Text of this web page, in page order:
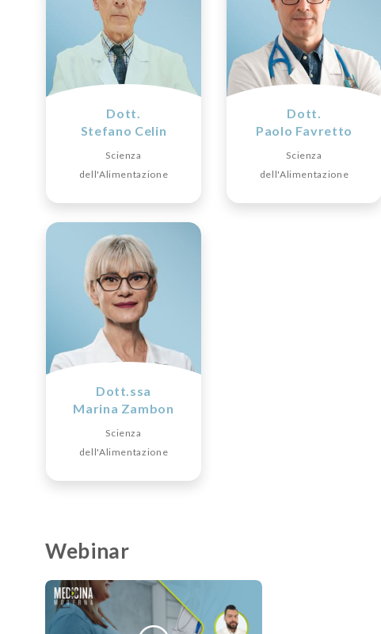
Dott.
Stefano Celin
Scienza
dell'Alimentazione
Dott.
Paolo Favretto
Scienza
dell'Alimentazione
Dott.ssa
Marina Zambon
Scienza
dell'Alimentazione
Webinar